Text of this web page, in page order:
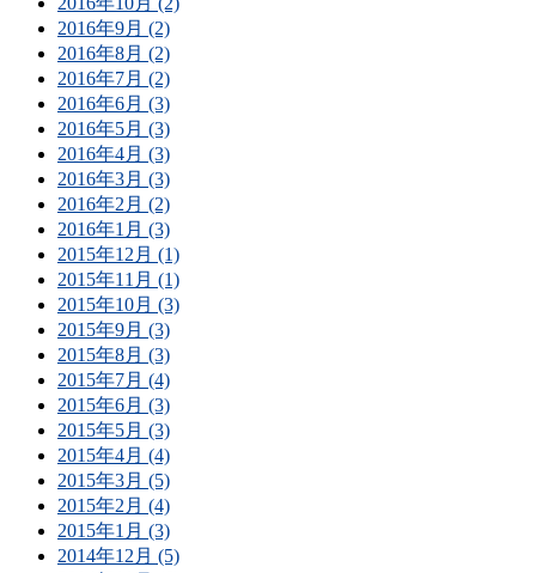
2016年9月 (2)
2016年8月 (2)
2016年7月 (2)
2016年6月 (3)
2016年5月 (3)
2016年4月 (3)
2016年3月 (3)
2016年2月 (2)
2016年1月 (3)
2015年12月 (1)
2015年11月 (1)
2015年10月 (3)
2015年9月 (3)
2015年8月 (3)
2015年7月 (4)
2015年6月 (3)
2015年5月 (3)
2015年4月 (4)
2015年3月 (5)
2015年2月 (4)
2015年1月 (3)
2014年12月 (5)